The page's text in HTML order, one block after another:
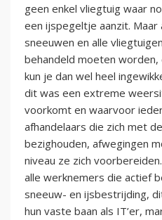
geen enkel vliegtuig waar
een ijspegeltje aanzit.
sneeuwen en alle
behandeld moeten
kun je dan wel heel
dit was een extreme
voorkomt en waarvoor
afhandelaars die zich met
bezighouden, afwegingen
niveau ze zich
alle werknemers die actief
sneeuw- en ijsbestrijding,
hun vaste baan als IT’er,